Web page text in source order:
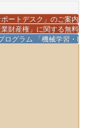
ートデスク」のご案内
財産権」に関する無料
ログラム 「機械学習・